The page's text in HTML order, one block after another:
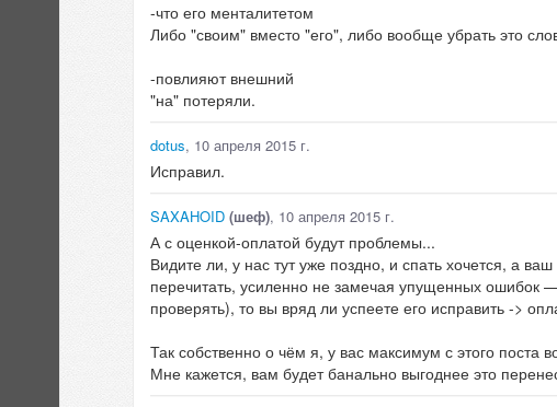
-что его менталитетом
Либо "своим" вместо "его", либо вообще убрать это
-повлияют внешний
"на" потеряли.
dotus, 10 апреля 2015 г.
Исправил.
SAXAHOID (шеф), 10 апреля 2015 г.
А с оценкой-оплатой будут проблемы...
Видите ли, у нас тут уже поздно, и спать хочется, а
перечитать, усиленно не замечая упущенных
проверять), то вы вряд ли успеете его исправить ->
Так собственно о чём я, у вас максимум с этого
Мне кажется, вам будет банально выгоднее это